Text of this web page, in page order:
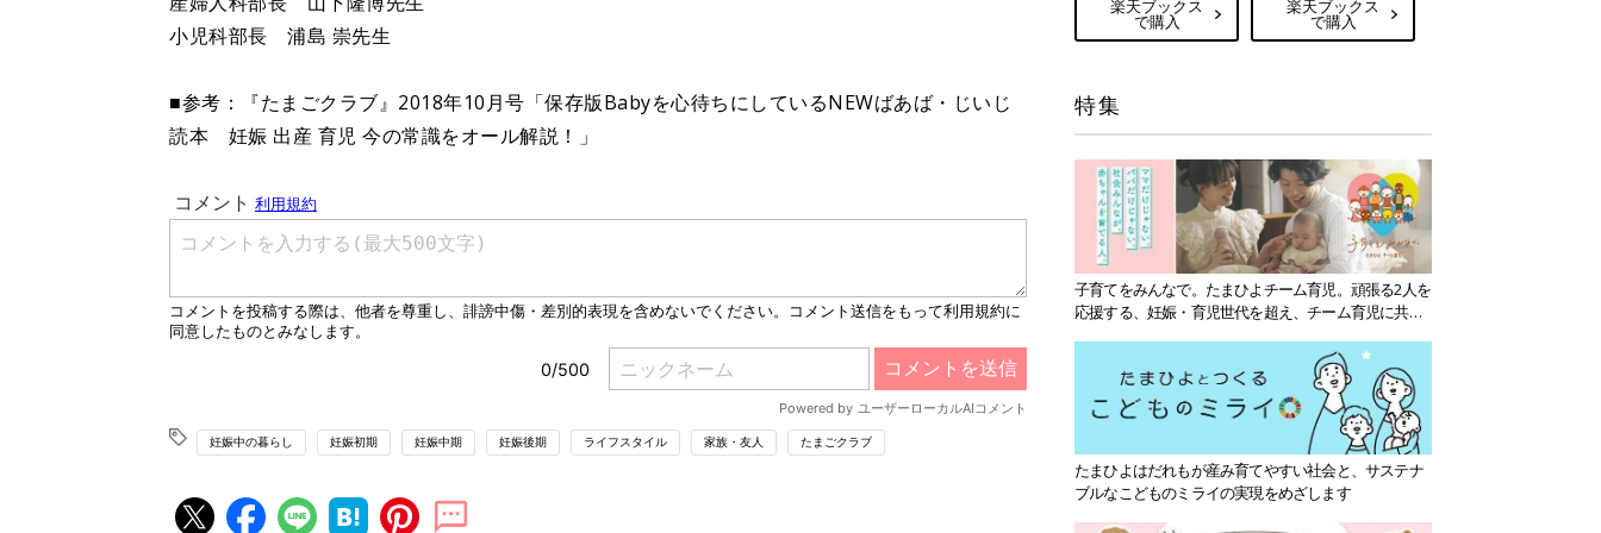
小児科部長 浦島 崇先生
■参考：『たまごクラブ』2018年10月号「保存版Babyを心待ちにしているNEWばあば・じいじ
読本 妊娠 出産 育児 今の常識をオール解説！」
妊娠中の暮らし 妊娠初期 妊娠中期 妊娠後期 ライフスタイル 家族・友人 たまごクラブ
楽天ブックス
で購入
楽天ブックス
で購入
特集
子育てをみんなで。たまひよチーム育児。頑張る2人を
応援する、妊娠・育児世代を超え、チーム育児に共感
たまひよはだれもが産み育てやすい社会と、サステナ
ブルなこどものミライの実現をめざします